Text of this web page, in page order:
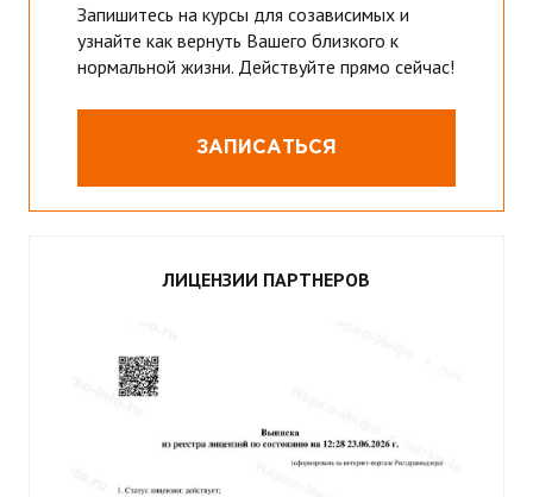
Запишитесь на курсы для созависимых и
узнайте как вернуть Вашего близкого к
нормальной жизни. Действуйте прямо сейчас!
ЗАПИСАТЬСЯ
ЛИЦЕНЗИИ ПАРТНЕРОВ